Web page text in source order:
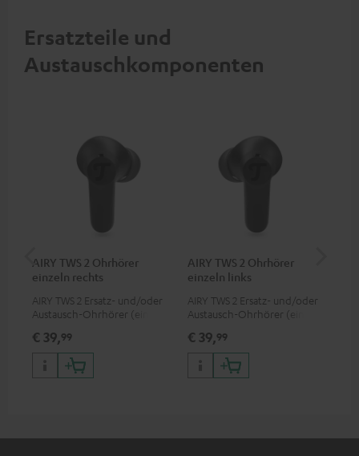
Ersatzteile und
Austauschkomponenten
AIRY TWS 2 Ohrhörer
einzeln rechts
AIRY TWS 2 Ersatz- und/oder
Austausch-Ohrhörer (einzeln
€ 39,99
AIRY TWS 2 Ohrhörer
einzeln links
AIRY TWS 2 Ersatz- und/oder
Austausch-Ohrhörer (einzeln
€ 39,99